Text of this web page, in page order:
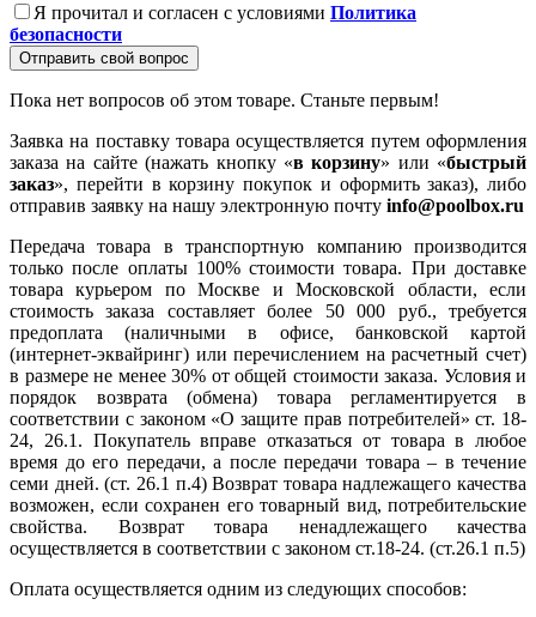
Я прочитал и согласен с условиями Политика
безопасности
Отправить свой вопрос
Пока нет вопросов об этом товаре. Станьте первым!
Заявка на поставку товара осуществляется путем оформления
заказа на сайте (нажать кнопку «в корзину» или «быстрый
заказ», перейти в корзину покупок и оформить заказ), либо
отправив заявку на нашу электронную почту info@poolbox.ru
Передача товара в транспортную компанию производится
только после оплаты 100% стоимости товара. При доставке
товара курьером по Москве и Московской области, если
стоимость заказа составляет более 50 000 руб., требуется
предоплата (наличными в офисе, банковской картой
(интернет-эквайринг) или перечислением на расчетный счет)
в размере не менее 30% от общей стоимости заказа. Условия и
порядок возврата (обмена) товара регламентируется в
соответствии с законом «О защите прав потребителей» ст. 18-
24, 26.1. Покупатель вправе отказаться от товара в любое
время до его передачи, а после передачи товара – в течение
семи дней. (ст. 26.1 п.4) Возврат товара надлежащего качества
возможен, если сохранен его товарный вид, потребительские
свойства. Возврат товара ненадлежащего качества
осуществляется в соответствии с законом ст.18-24. (ст.26.1 п.5)
Оплата осуществляется одним из следующих способов: